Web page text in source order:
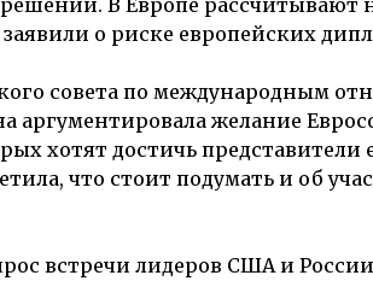
В Европе рассчитывают
о риске европейских
совета по международным
аргументировала желание
хотят достичь
что стоит подумать и об
встречи лидеров США и